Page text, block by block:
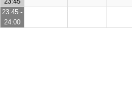
23:45 -
24:00